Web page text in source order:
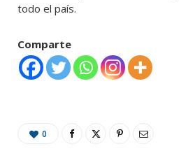
todo el país.
Comparte
0